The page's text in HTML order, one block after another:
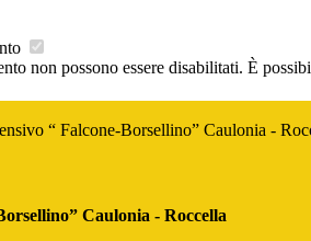
non possono essere disabilitati. È
“ Falcone-Borsellino” Caulonia -
Caulonia - Roccella